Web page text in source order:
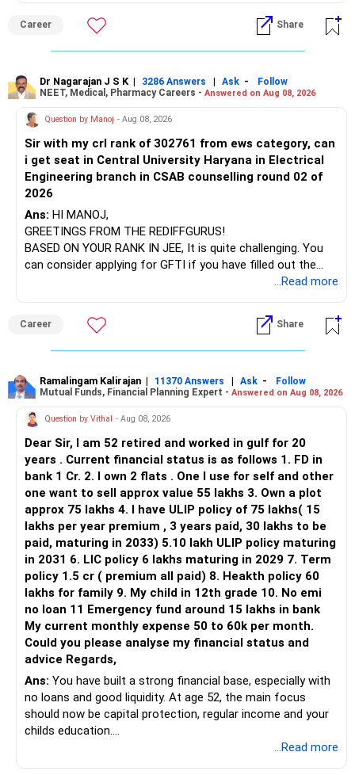
institution's name. Start by reviewing the syllabus, then look
at the faculty (especially the turnover rate) and the
infrastructure, like the mechanical labs, which are crucial.
After the second year of your course, consider taking an
AIML course to boost your job employability.
BEST WISHES.
Career Share
Dr Nagarajan J S K | 3286 Answers | Ask -
Follow
NEET, Medical, Pharmacy Careers - Answered on Aug 08, 2026
Question by Manoj - Aug 08, 2026
Sir with my crl rank of 302761 from ews category, can
i get seat in Central University Haryana in Electrical
Engineering branch in CSAB counselling round 02 of
2026
Ans: HI MANOJ,
GREETINGS FROM THE REDIFFGURUS!
BASED ON YOUR RANK IN JEE, It is quite challenging. You
can consider applying for GFTI if you have filled out the
ALL THE BEST.
...Read more
Career Share
Ramalingam Kalirajan | 11370 Answers | Ask -
Follow
Mutual Funds, Financial Planning Expert - Answered on Aug 08, 2026
Question by Vithal - Aug 08, 2026
Dear Sir, I am 52 retired and worked in gulf for 20
years . Current financial status is as follows 1. FD in
bank 1 Cr. 2. I own 2 flats . One I use for self and other
one want to sell approx value 55 lakhs 3. Own a plot
approx 75 lakhs 4. I have ULIP policy of 75 lakhs( 15
lakhs per year premium , 3 years paid, 30 lakhs to be
paid, maturing in 2033) 5.10 lakh ULIP policy maturing
in 2031 6. LIC policy 6 lakhs maturing in 2029 7. Term
policy 1.5 cr ( premium all paid) 8. Heakth policy 60
lakhs for family 9. My child in 12th grade 10. No emi
no loan 11 Emergency fund around 15 lakhs in bank
My current monthly expense 50 to 60k per month.
Could you please analyse my financial status and
advice Regards,
Ans: You have built a strong financial base, especially with
no loans and good liquidity. At age 52, the main focus
should now be capital protection, regular income and your
childs education.
...Read more